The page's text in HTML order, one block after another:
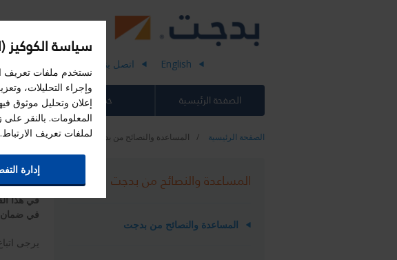
English اتصل بنا
الصفحة الرئيسية خدماتنا
الصفحة الرئيسية المساعدة والنصائح من بدجت
في هذا
في ضمان
يرجى
المساعدة والنصائح من بدجت
المساعدة والنصائح من بدجت
سياسة الكوكيز
نستخدم ملفات تعريف
وإجراء التحليلات،
إعلان وتحليل موثوق
لملفات تعريف الارتباط.
إدارة